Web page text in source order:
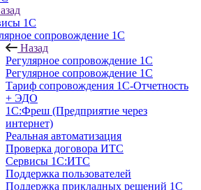
1С
сопровождение 1С
Назад
Регулярное сопровождение 1С
Регулярное сопровождение 1С
Тариф сопровождения 1С-Отчетность
+ ЭДО
1С:Фреш (Предприятие через
интернет)
Реальная автоматизация
Проверка договора ИТС
Сервисы 1С:ИТС
Поддержка пользователей
Поддержка прикладных решений 1С